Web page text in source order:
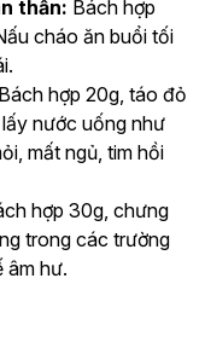
thần: Bách hợp
cháo ăn buổi tối
Bách hợp 20g, táo đỏ
nước uống như
mất ngủ, tim hồi
hợp 30g, chưng
trong các trường
âm hư.